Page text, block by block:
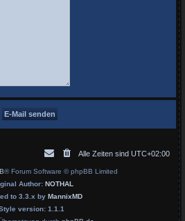
Alle Zeiten sind UTC+02:00
® Forum Software © phpBB Limited
Author: NOTHAL
to 3.3.x by MannixMD
version: 1.1.1